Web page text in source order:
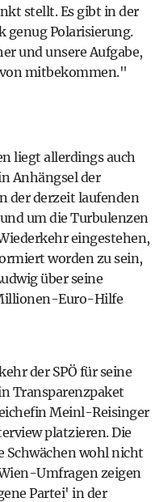
stellt. Es gibt in der
genug Polarisierung.
und unsere Aufgabe,
mitbekommen."
liegt allerdings auch
Anhängsel der
der derzeit laufenden
um die Turbulenzen
eingestehen,
worden zu sein,
über seine
Euro-Hilfe
der SPÖ für seine
Transparenzpaket
Meinl-Reisinger
platzieren. Die
Schwächen wohl nicht
Umfragen zeigen
Partei' in der